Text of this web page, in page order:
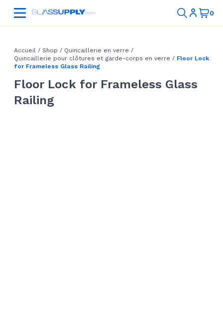
Accueil / Shop / Quincaillerie en verre /
Quincaillerie pour clôtures et garde-corps en verre / Floor Lock
for Frameless Glass Railing
Floor Lock for Frameless Glass
Railing